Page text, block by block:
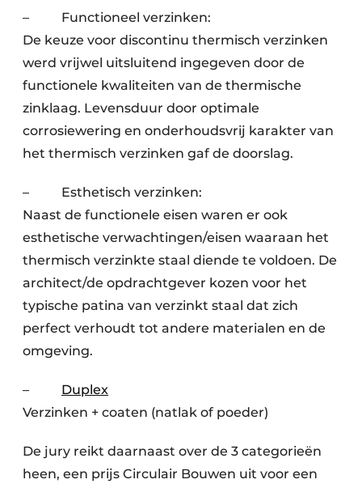
– Functioneel verzinken:
De keuze voor discontinu thermisch verzinken
werd vrijwel uitsluitend ingegeven door de
functionele kwaliteiten van de thermische
zinklaag. Levensduur door optimale
corrosiewering en onderhoudsvrij karakter van
het thermisch verzinken gaf de doorslag.
– Esthetisch verzinken:
Naast de functionele eisen waren er ook
esthetische verwachtingen/eisen waaraan het
thermisch verzinkte staal diende te voldoen. De
architect/de opdrachtgever kozen voor het
typische patina van verzinkt staal dat zich
perfect verhoudt tot andere materialen en de
omgeving.
– Duplex
Verzinken + coaten (natlak of poeder)
De jury reikt daarnaast over de 3 categorieën
heen, een prijs Circulair Bouwen uit voor een